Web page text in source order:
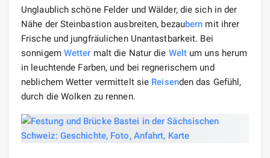
Unglaublich schöne Felder und Wälder, die sich in der
Nähe der Steinbastion ausbreiten, bezaubern mit ihrer
Frische und jungfräulichen Unantastbarkeit. Bei
sonnigem Wetter malt die Natur die Weltum uns herum
in leuchtende Farben, und bei regnerischem und
neblichem Wetter vermittelt sie Reisenden das Gefühl,
durch die Wolken zu rennen.